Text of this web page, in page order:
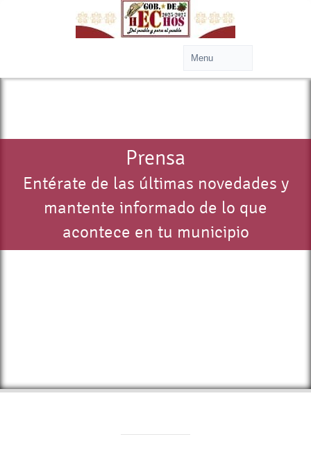
Prensa
Entérate de las últimas novedades y
mantente informado de lo que
acontece en tu municipio